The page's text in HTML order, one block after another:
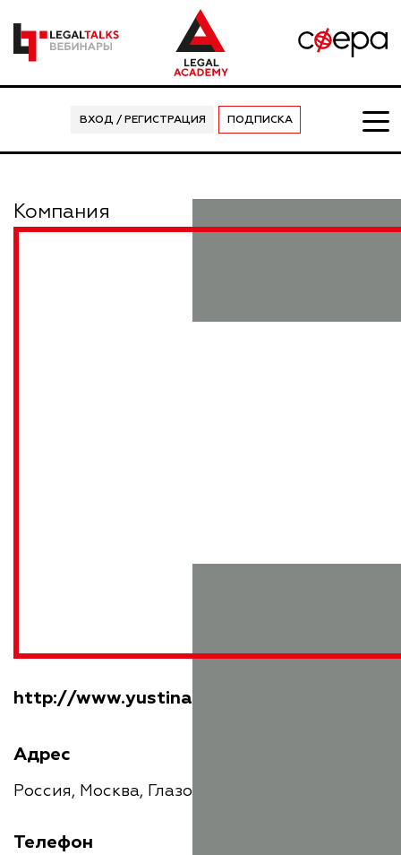
ВХОД / РЕГИСТРАЦИЯ ПОДПИСКА
Компания
http://www.yustina.ru/
Адрес
Россия, Москва, Глазовский переулок, 7
Телефон